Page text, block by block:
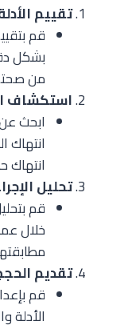
تقييم
قم
بشكل
من
استكشاف
ابحث
انتهاك
انتهاك
تحليل
قم
خلال
تقديم
قم
الأدلة